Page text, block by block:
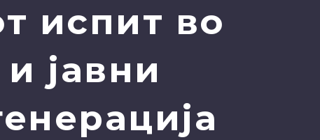
испит во
јавни